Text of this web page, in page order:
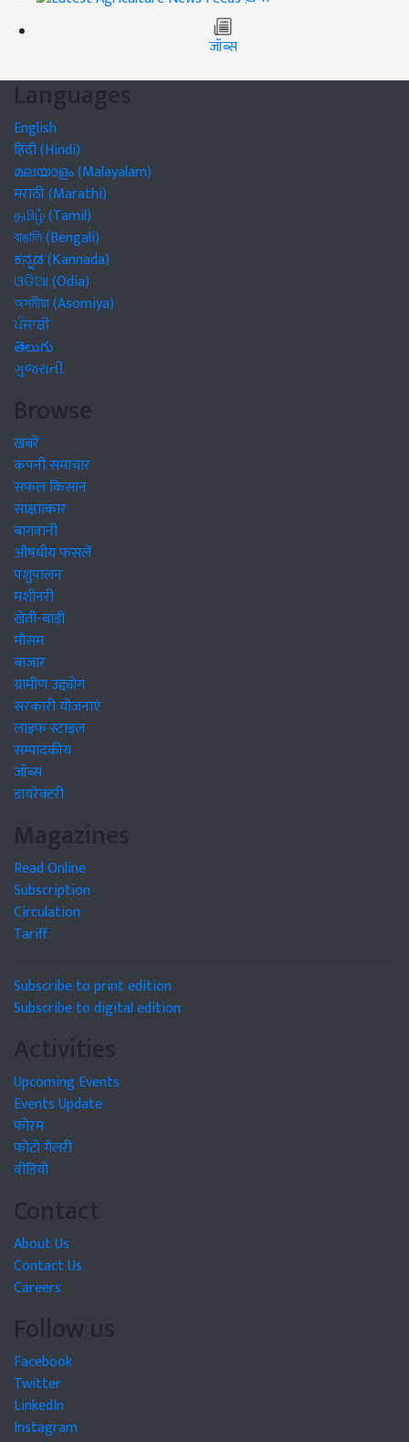
जॉब्स
Languages
English
हिंदी (Hindi)
മലയാളം (Malayalam)
मराठी (Marathi)
தமிழ் (Tamil)
বাঙালি (Bengali)
ಕನ್ನಡ (Kannada)
ଓଡିଆ (Odia)
অসমীয়া (Asomiya)
ਪੰਜਾਬੀ
తెలుగు
ગુજરાતી
Browse
खबरें
कंपनी समाचार
सफल किसान
साक्षात्कार
बागवानी
औषधीय फसलें
पशुपालन
मशीनरी
खेती-बाड़ी
मौसम
बाजार
ग्रामीण उद्द्योग
सरकारी योजनाएं
लाइफ स्टाइल
सम्पादकीय
जॉब्स
डायरेक्टरी
Magazines
Read Online
Subscription
Circulation
Tariff
Subscribe to print edition
Subscribe to digital edition
Activities
Upcoming Events
Events Update
फोरम
फोटो गैलरी
वीडियो
Contact
About Us
Contact Us
Careers
Follow us
Facebook
Twitter
LinkedIn
Instagram